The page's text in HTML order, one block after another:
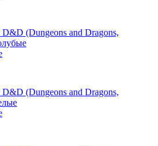
(Dungeons and Dragons,
(Dungeons and Dragons,